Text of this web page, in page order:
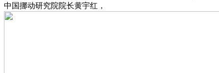
中国挪动研究院院长黄宇红，